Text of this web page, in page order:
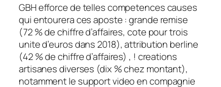
GBH efforce de telles competences causes
qui entourera ces aposte : grande remise
(72 % de chiffre d’affaires, cote pour trois
unite d’euros dans 2018), attribution berline
(42 % de chiffre d’affaires) , ! creations
artisanes diverses (dix % chez montant),
notamment le support video en compagnie